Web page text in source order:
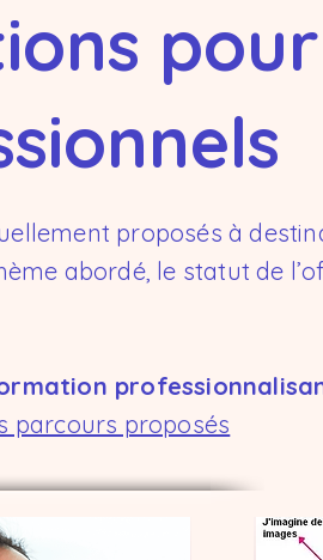
pour
proposés à
abordé, le statut de
parcours proposés